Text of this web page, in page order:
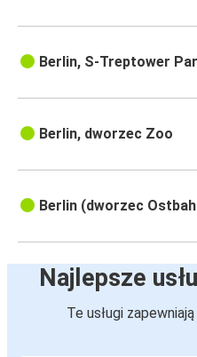
Berlin, S-Treptower
Berlin, dworzec Zoo
Berlin (dworzec
Najlepsze
Te usługi